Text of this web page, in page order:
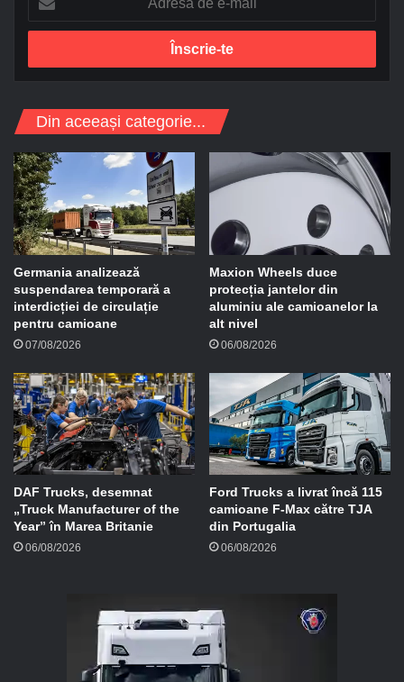
r
s
d
-
m
a
i
l
Din aceeași categorie...
Germania analizează
suspendarea temporară a
interdicției de circulație
pentru camioane
07/08/2026
Maxion Wheels duce
protecția jantelor din
aluminiu ale camioanelor la
alt nivel
06/08/2026
DAF Trucks, desemnat
„Truck Manufacturer of the
Year” în Marea Britanie
06/08/2026
Ford Trucks a livrat încă 115
camioane F-Max către TJA
din Portugalia
06/08/2026